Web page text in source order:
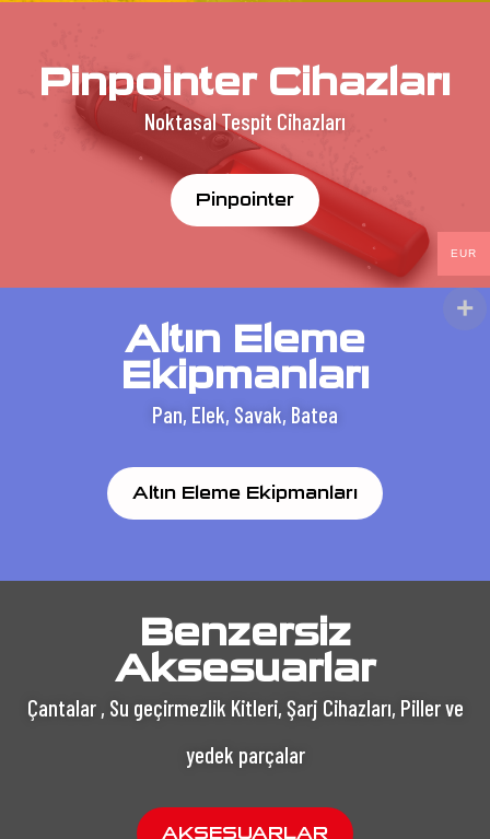
Pinpointer Cihazları
Noktasal Tespit Cihazları
Pinpointer
Altın Eleme
Ekipmanları
Pan, Elek, Savak, Batea
Altın Eleme Ekipmanları
Benzersiz
Aksesuarlar
Çantalar , Su geçirmezlik Kitleri, Şarj Cihazları, Piller ve
yedek parçalar
AKSESUARLAR
EUR